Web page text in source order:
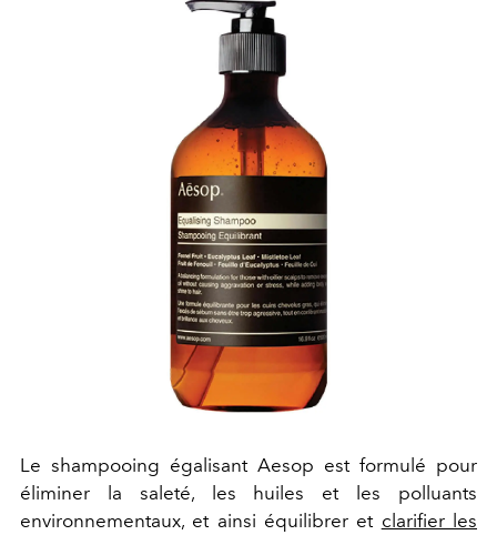
Le shampooing égalisant Aesop est formulé pour
éliminer la saleté, les huiles et les polluants
environnementaux, et ainsi équilibrer et clarifier les